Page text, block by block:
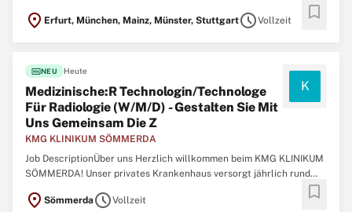
insbesondere förderlich bei der weiteren individuellen Entwicklung
im Verkehrskontrolldienst des BALM. ...
location_on Erfurt, München, Mainz, Münster, StuttgartscheduleVollzeit bookmark
fiber_newNEU Heute
Medizinische:R Technologin/Technologe
Für Radiologie (W/M/D) - Gestalten Sie Mit
Uns Gemeinsam Die Z
KMG KLINIKUM SÖMMERDA
K
Job DescriptionÜber uns Herzlich willkommen beim KMG KLINIKUM
SÖMMERDA! Unser privates Krankenhaus versorgt jährlich rund
7.300 Patient:innen stationär und 15.500 ambulant. Mit 192 Betten
und Plätzen sowie sechs Fachabteilungen und Zentren bieten wir
location_on SömmerdascheduleVollzeit bookmark